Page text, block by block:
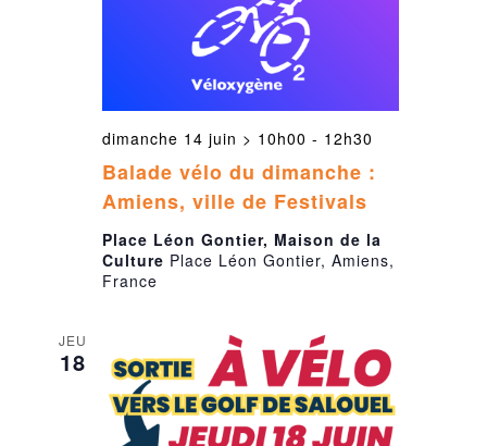
Balade vélo du dimanche :
Amiens, ville de Festivals
dimanche 14 juin > 10h00 - 12h30
Place Léon Gontier, Maison de la
Culture Place Léon Gontier, Amiens,
France
JEU
18